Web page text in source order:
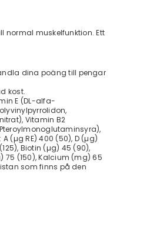
normal muskelfunktion. Ett
dina poäng till pengar
kost.
E (DL-alfa-
Vitamin B2
(µg RE) 400 (50), D (µg)
Biotin (µg) 45 (90),
75 (150), Kalcium (mg) 65
som finns på den